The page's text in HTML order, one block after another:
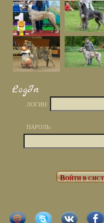
LogIn
ЛОГИН:
ПАРОЛЬ: